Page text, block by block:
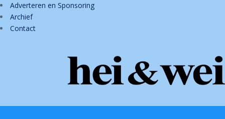
Adverteren en Sponsoring
Archief
Contact